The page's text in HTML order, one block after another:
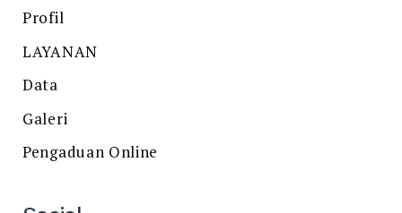
Profil
LAYANAN
Data
Galeri
Pengaduan Online